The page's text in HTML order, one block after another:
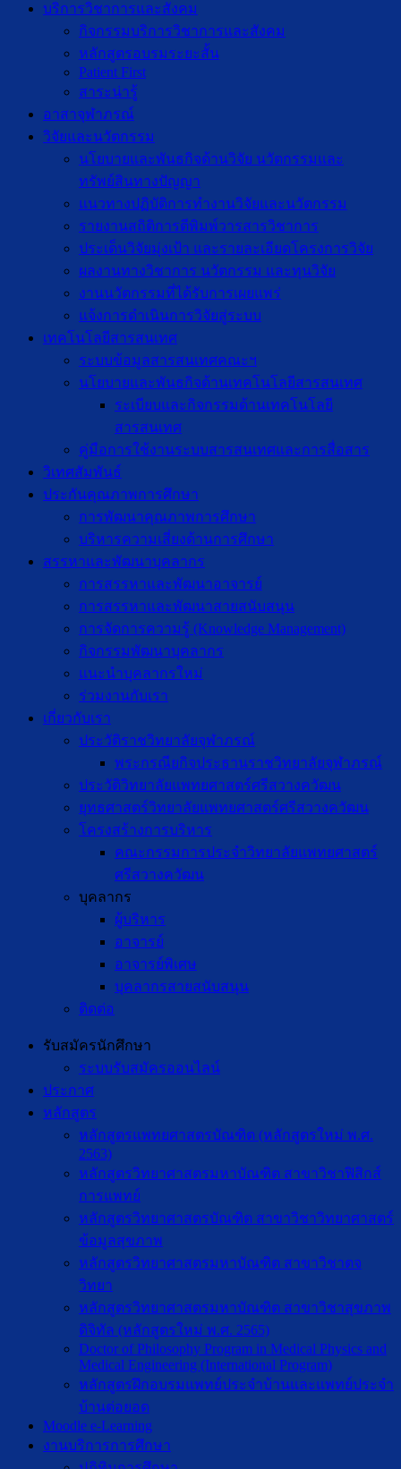
บริการวิชาการและสังคม
กิจกรรมบริการวิชาการและสังคม
หลักสูตรอบรมระยะสั้น
Patient First
สาระน่ารู้
อาสาจุฬาภรณ์
วิจัยและนวัตกรรม
นโยบายและพันธกิจด้านวิจัย นวัตกรรมและ
ทรัพย์สินทางปัญญา
แนวทางปฏิบัติการทำงานวิจัยและนวัตกรรม
รายงานสถิติการตีพิมพ์วารสารวิชาการ
ประเด็นวิจัยมุ่งเป้า และรายละเอียดโครงการวิจัย
ผลงานทางวิชาการ นวัตกรรม และทุนวิจัย
งานนวัตกรรมที่ได้รับการเผยแพร่
แจ้งการดำเนินการวิจัยสู่ระบบ
เทคโนโลยีสารสนเทศ
ระบบข้อมูลสารสนเทศคณะฯ
นโยบายและพันธกิจด้านเทคโนโลยีสารสนเทศ
ระเบียบและกิจกรรมด้านเทคโนโลยี
สารสนเทศ
คู่มือการใช้งานระบบสารสนเทศและการสื่อสาร
วิเทศสัมพันธ์
ประกันคุณภาพการศึกษา
การพัฒนาคุณภาพการศึกษา
บริหารความเสี่ยงด้านการศึกษา
สรรหาและพัฒนาบุคลากร
การสรรหาและพัฒนาอาจารย์
การสรรหาและพัฒนาสายสนับสนุน
การจัดการความรู้ (Knowledge Management)
กิจกรรมพัฒนาบุคลากร
แนะนำบุคลากรใหม่
ร่วมงานกับเรา
เกี่ยวกับเรา
ประวัติราชวิทยาลัยจุฬาภรณ์
พระกรณียกิจประธานราชวิทยาลัยจุฬาภรณ์
ประวัติวิทยาลัยแพทยศาสตร์ศรีสวางควัฒน
ยุทธศาสตร์วิทยาลัยแพทยศาสตร์ศรีสวางควัฒน
โครงสร้างการบริหาร
คณะกรรมการประจำวิทยาลัยแพทยศาสตร์
ศรีสวางควัฒน
บุคลากร
ผู้บริหาร
อาจารย์
อาจารย์พิเศษ
บุคลากรสายสนับสนุน
ติดต่อ
รับสมัครนักศึกษา
ระบบรับสมัครออนไลน์
ประกาศ
หลักสูตร
หลักสูตรแพทยศาสตรบัณฑิต (หลักสูตรใหม่ พ.ศ.
2563)
หลักสูตรวิทยาศาสตรมหาบัณฑิต สาขาวิชาฟิสิกส์
การแพทย์
หลักสูตรวิทยาศาสตรบัณฑิต สาขาวิชาวิทยาศาสตร์
ข้อมูลสุขภาพ
หลักสูตรวิทยาศาสตรมหาบัณฑิต สาขาวิชาตจ
วิทยา
หลักสูตรวิทยาศาสตรมหาบัณฑิต สาขาวิชาสุขภาพ
ดิจิทัล (หลักสูตรใหม่ พ.ศ. 2565)
Doctor of Philosophy Program in Medical Physics and
Medical Engineering (International Program)
หลักสูตรฝึกอบรมแพทย์ประจำบ้านและแพทย์ประจำ
บ้านต่อยอด
Moodle e-Learning
งานบริการการศึกษา